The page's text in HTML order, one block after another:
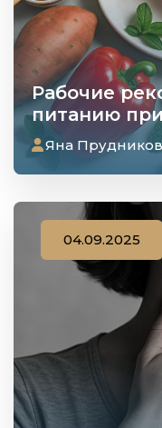
Рабочие
питанию
Яна
04.09.2025